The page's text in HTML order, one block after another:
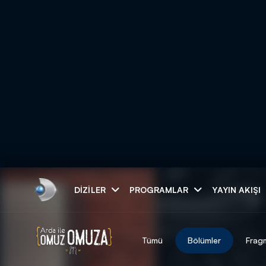
DIZILER PROGRAMLAR YAYIN AKIŞI
ARAMA SONUÇLARI
Tümü Bölümler